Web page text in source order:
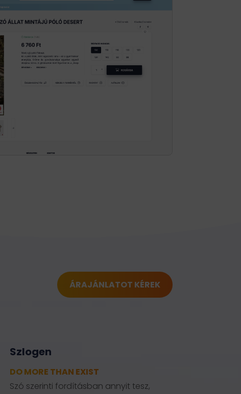
ÁRAJÁNLATOT KÉREK
Szlogen
DO MORE THAN EXIST
Szó szerinti fordításban annyit tesz,